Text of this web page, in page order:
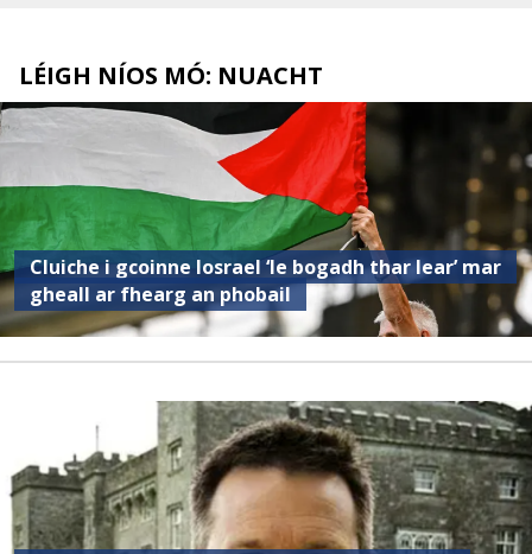
LÉIGH NÍOS MÓ: NUACHT
Cluiche i gcoinne Iosrael ‘le bogadh thar lear’ mar
gheall ar fhearg an phobail